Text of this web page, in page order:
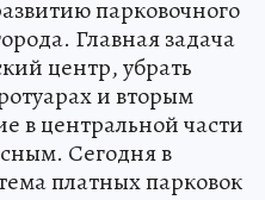
парковочного
Главная задача
центр, убрать
и вторым
в центральной части
Сегодня в
платных парковок